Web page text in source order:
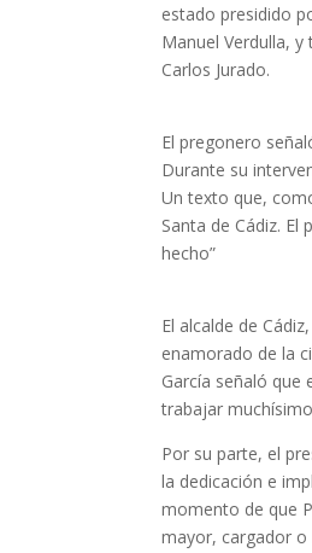
estado presidido
Manuel Verdulla,
Carlos Jurado.
El pregonero
Durante su
Un texto que,
Santa de Cádiz.
hecho”
El alcalde de
enamorado de la
García señaló que
trabajar
Por su parte, el
la dedicación e
momento de que
mayor, cargador